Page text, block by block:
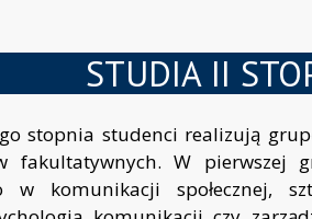
STUDIA II
stopnia studenci realizują
fakultatywnych. W pierwszej
w komunikacji społecznej,